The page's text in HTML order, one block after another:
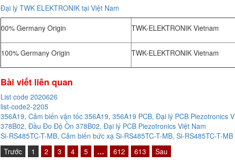
Đại lý TWK ELEKTRONIK tại Việt Nam
00% Germany Origin TWK-ELEKTRONIK Vietnam
100% Germany Origin TWK-ELEKTRONIK Vietnam
Bài viết liên quan
List code 2020626
list-code2-2205
356A19, Cảm biến vận tốc 356A19, 356A19 PCB, Đại lý PCB Piezotronics
378B02, Đầu Đo Độ Ồn 378B02, Đại lý PCB Piezotronics Việt Nam
Si-RS485TC-T-MB, Cảm biến bức xạ Si-RS485TC-T-MB, Si-RS485TC-T-
Trước
1 2 3 4 5 … 612 613 Sau